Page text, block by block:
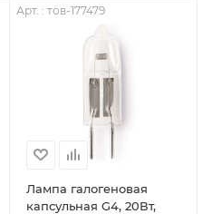
Арт. : тов-177479
Лампа галогеновая
капсульная G4, 20Вт,